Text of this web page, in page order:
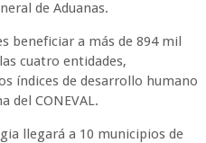
de Aduanas.
beneficiar a más de 894 mil
cuatro entidades,
índices de desarrollo humano
del CONEVAL.
llegará a 10 municipios de